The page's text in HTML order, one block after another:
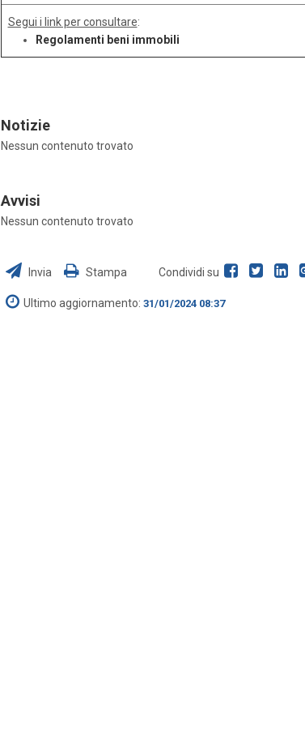
Segui i link per consultare:
Regolamenti beni immobili
Notizie
Nessun contenuto trovato
Avvisi
Nessun contenuto trovato
Invia Stampa Condividi su
Ultimo aggiornamento: 31/01/2024 08:37